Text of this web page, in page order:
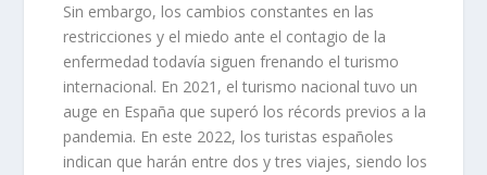
Sin embargo, los cambios constantes en las
restricciones y el miedo ante el contagio de la
enfermedad todavía siguen frenando el turismo
internacional. En 2021, el turismo nacional tuvo un
auge en España que superó los récords previos a la
pandemia. En este 2022, los turistas españoles
indican que harán entre dos y tres viajes, siendo los